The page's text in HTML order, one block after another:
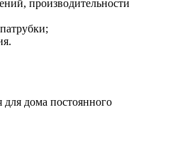
производительности
дома постоянного